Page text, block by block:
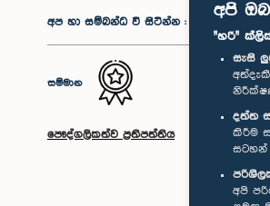
අපි
"හරි"
සැසි
දත්ත
කිරීම
සටහන්
අපි
අප හා සම්බන්ධ වී සිටින්න :
සම්මාන
පෞද්ගලිකත්ව ප්‍රතිපත්තිය